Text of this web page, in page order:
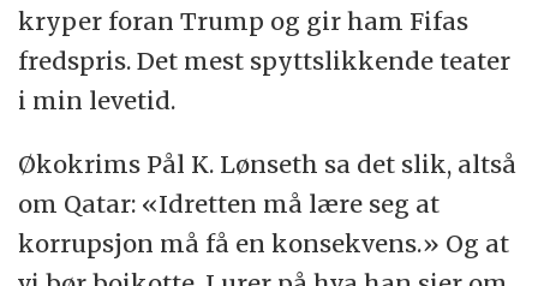
kryper foran Trump og gir ham Fifas
fredspris. Det mest spyttslikkende teater
i min levetid.
Økokrims Pål K. Lønseth sa det slik, altså
om Qatar: «Idretten må lære seg at
korrupsjon må få en konsekvens.» Og at